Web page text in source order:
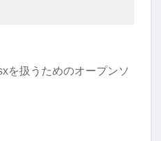
を扱うためのオープンソ